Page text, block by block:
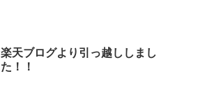
楽天ブログより引っ越ししまし
た！！